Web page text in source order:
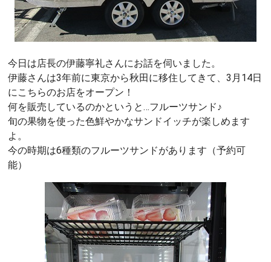
今日は店長の伊藤寧礼さんにお話を伺いました。
伊藤さんは3年前に東京から秋田に移住してきて、3月14日
にこちらのお店をオープン！
何を販売しているのかというと…フルーツサンド♪
旬の果物を使った色鮮やかなサンドイッチが楽しめます
よ。
今の時期は6種類のフルーツサンドがあります（予約可
能）